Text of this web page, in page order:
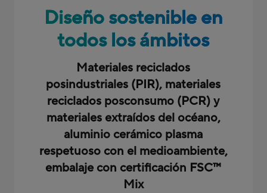
Diseño sostenible en
todos los ámbitos
Materiales reciclados
posindustriales (PIR), materiales
reciclados posconsumo (PCR) y
materiales extraídos del océano,
aluminio cerámico plasma
respetuoso con el medioambiente,
embalaje con certificación FSC™
Mix